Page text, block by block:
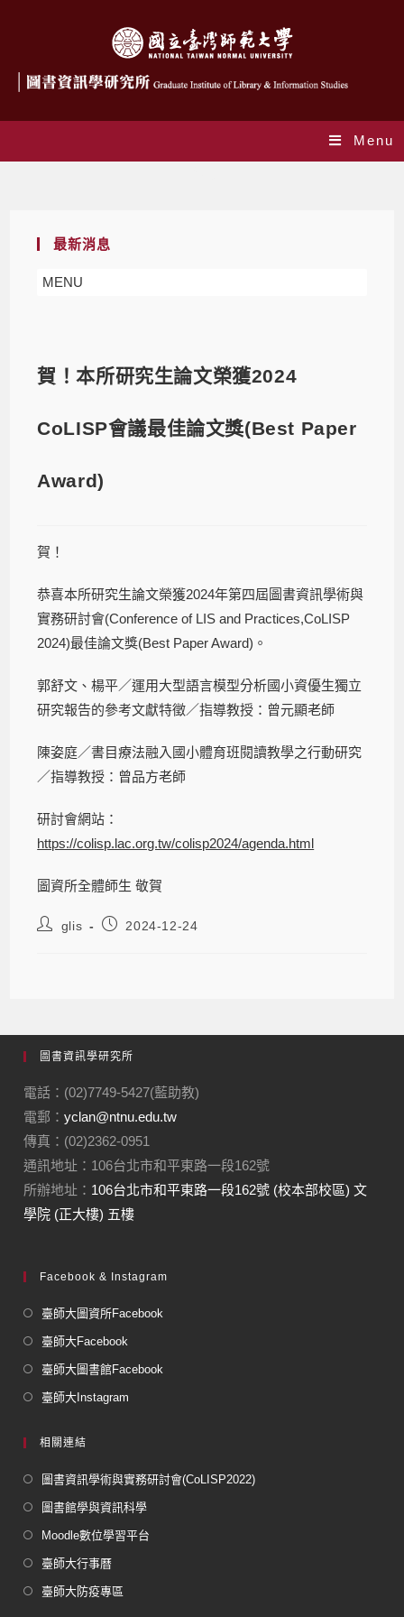
Menu
最新消息
MENU
賀！本所研究生論文榮獲2024
CoLISP會議最佳論文獎(Best Paper
Award)
賀！
恭喜本所研究生論文榮獲2024年第四屆圖書資訊學術與
實務研討會(Conference of LIS and Practices,CoLISP
2024)最佳論文獎(Best Paper Award)。
郭舒文、楊平／運用大型語言模型分析國小資優生獨立
研究報告的參考文獻特徵／指導教授：曾元顯老師
陳姿庭／書目療法融入國小體育班閱讀教學之行動研究
／指導教授：曾品方老師
研討會網站：
https://colisp.lac.org.tw/colisp2024/agenda.html
圖資所全體師生 敬賀
glis 2024-12-24
圖書資訊學研究所
電話：(02)7749-5427(藍助教)
電郵：yclan@ntnu.edu.tw
傳真：(02)2362-0951
通訊地址：106台北市和平東路一段162號
所辦地址： 106台北市和平東路一段162號 (校本部校區) 文
學院 (正大樓) 五樓
Facebook & Instagram
臺師大圖資所Facebook
臺師大Facebook
臺師大圖書館Facebook
臺師大Instagram
相關連結
圖書資訊學術與實務研討會(CoLISP2022)
圖書館學與資訊科學
Moodle數位學習平台
臺師大行事曆
臺師大防疫專區